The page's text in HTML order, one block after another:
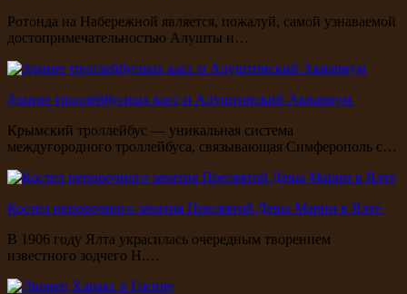
Ротонда на Набережной является, пожалуй, самой узнаваемой
достопримечательностью Алушты и…
Здание троллейбусных касс и Алуштинский Аквариум
Крымский троллейбус — уникальная система
междугородного троллейбуса, связывающая Симферополь с…
Костел непорочного зачатия Пресвятой Девы Марии в Ялте
В 1906 году Ялта украсилась очередным творением
известного зодчего Н.…